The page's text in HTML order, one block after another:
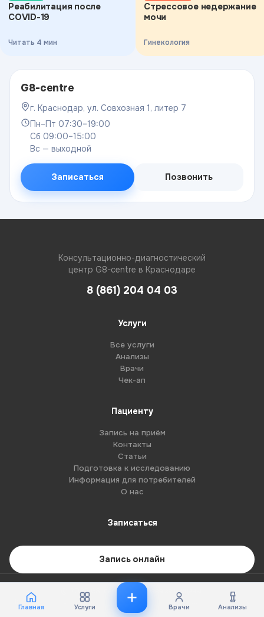
Реабилитация после
COVID-19
Читать 4 мин
Стрессовое недержание
мочи
Гинекология
G8-centre
г. Краснодар, ул. Совхозная 1, литер 7
Пн–Пт 07:30–19:00
Сб 09:00–15:00
Вс — выходной
Записаться Позвонить
Консультационно-диагностический
центр G8-centre в Краснодаре
8 (861) 204 04 03
Услуги
Все услуги
Анализы
Врачи
Чек-ап
Пациенту
Запись на приём
Контакты
Статьи
Подготовка к исследованию
Информация для потребителей
О нас
Записаться
Запись онлайн
© 2026 G8-centre. Все права защищены.
Имеются противопоказания. Необходима консультация специалиста.
Главная Услуги Врачи Анализы